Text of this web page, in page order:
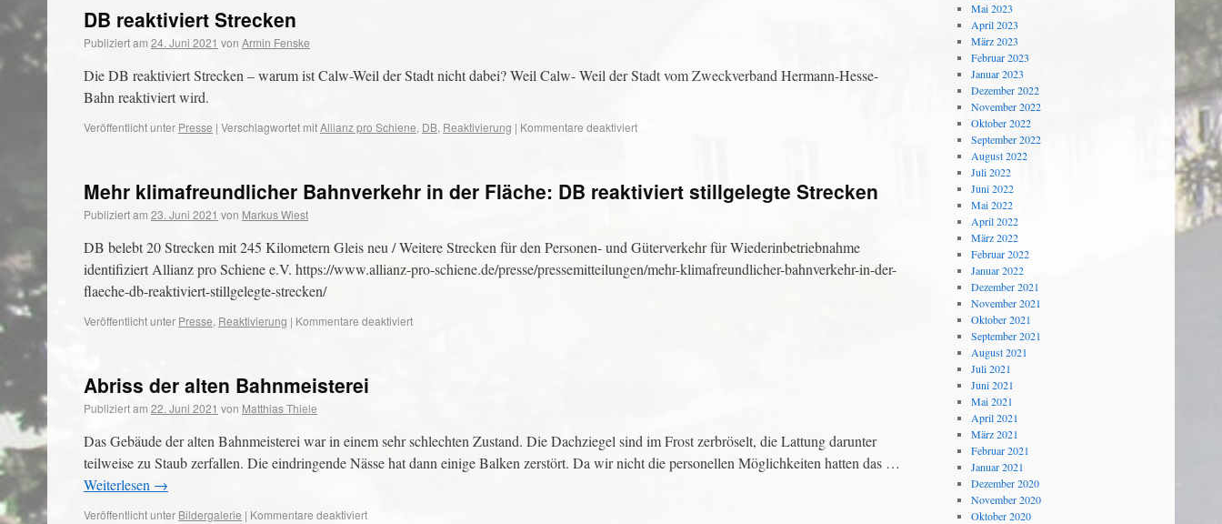
DB reaktiviert Strecken
Publiziert am 24. Juni 2021 von Armin Fenske
Die DB reaktiviert Strecken – warum ist Calw-Weil der Stadt nicht dabei? Weil Calw- Weil der Stadt vom Zweckverband Hermann-Hesse-
Bahn reaktiviert wird.
Veröffentlicht unter Presse | Verschlagwortet mitAllianz pro Schiene, DB, Reaktivierung | Kommentare deaktiviert
Mehr klimafreundlicher Bahnverkehr in der Fläche: DB reaktiviert stillgelegte Strecken
Publiziert am 23. Juni 2021 von Markus Wiest
DB belebt 20 Strecken mit 245 Kilometern Gleis neu / Weitere Strecken für den Personen- und Güterverkehr für Wiederinbetriebnahme
identifiziert Allianz pro Schiene e.V. https://www.allianz-pro-schiene.de/presse/pressemitteilungen/mehr-klimafreundlicher-bahnverkehr-in-der-
flaeche-db-reaktiviert-stillgelegte-strecken/
Veröffentlicht unter Presse, Reaktivierung | Kommentare deaktiviert
Abriss der alten Bahnmeisterei
Publiziert am 22. Juni 2021 von Matthias Thiele
Das Gebäude der alten Bahnmeisterei war in einem sehr schlechten Zustand. Die Dachziegel sind im Frost zerbröselt, die Lattung darunter
teilweise zu Staub zerfallen. Die eindringende Nässe hat dann einige Balken zerstört. Da wir nicht die personellen Möglichkeiten hatten das …
Weiterlesen →
Veröffentlicht unter Bildergalerie | Kommentare deaktiviert
Mai 2023
April 2023
März 2023
Februar 2023
Januar 2023
Dezember 2022
November 2022
Oktober 2022
September 2022
August 2022
Juli 2022
Juni 2022
Mai 2022
April 2022
März 2022
Februar 2022
Januar 2022
Dezember 2021
November 2021
Oktober 2021
September 2021
August 2021
Juli 2021
Juni 2021
Mai 2021
April 2021
März 2021
Februar 2021
Januar 2021
Dezember 2020
November 2020
Oktober 2020